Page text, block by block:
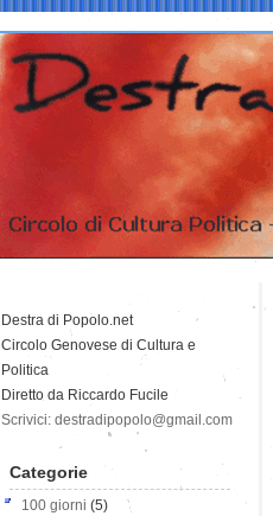
Destra di Popolo.net
Circolo Genovese di Cultura e
Politica
Diretto da Riccardo Fucile
Scrivici: destradipopolo@gmail.com
Categorie
100 giorni (5)